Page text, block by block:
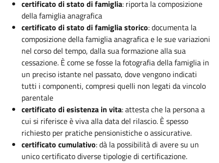
certificato di stato di famiglia: riporta la composizione
della famiglia anagrafica
certificato di stato di famiglia storico: documenta la
composizione della famiglia anagrafica e le sue variazioni
nel corso del tempo, dalla sua formazione alla sua
cessazione. È come se fosse la fotografia della famiglia in
un preciso istante nel passato, dove vengono indicati
tutti i componenti, compresi quelli non legati da vincolo
parentale
certificato di esistenza in vita: attesta che la persona a
cui si riferisce è viva alla data del rilascio. È spesso
richiesto per pratiche pensionistiche o assicurative.
certificato cumulativo: dà la possibilità di avere su un
unico certificato diverse tipologie di certificazione.